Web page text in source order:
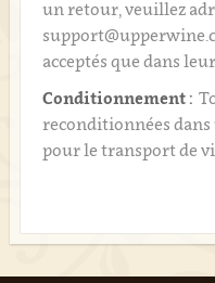
un retour, veuillez
acceptés que dans
Conditionnement :
reconditionnées
pour le transport de